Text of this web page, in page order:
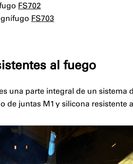
FS702
FS703
al fuego
una parte integral de un sistema
juntas M1 y silicona resistente